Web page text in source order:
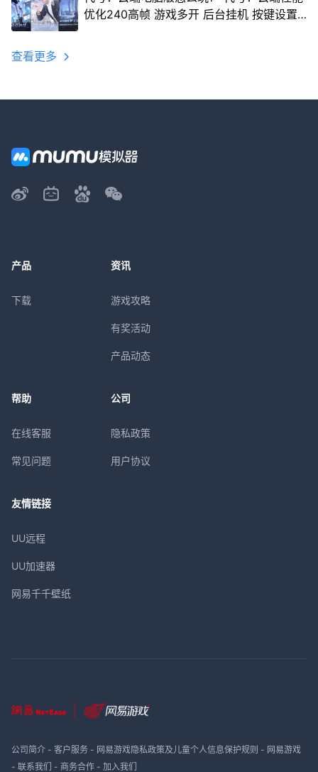
优化240高帧 游戏多开 后台挂机 按键设置
查看更多
产品
下载
资讯
游戏攻略
有奖活动
产品动态
帮助
在线客服
常见问题
公司
隐私政策
用户协议
友情链接
UU远程
UU加速器
网易千千壁纸
公司简介- 客户服务- 网易游戏隐私政策及儿童个人信息保护规则 - 网易游戏
- 联系我们 - 商务合作- 加入我们